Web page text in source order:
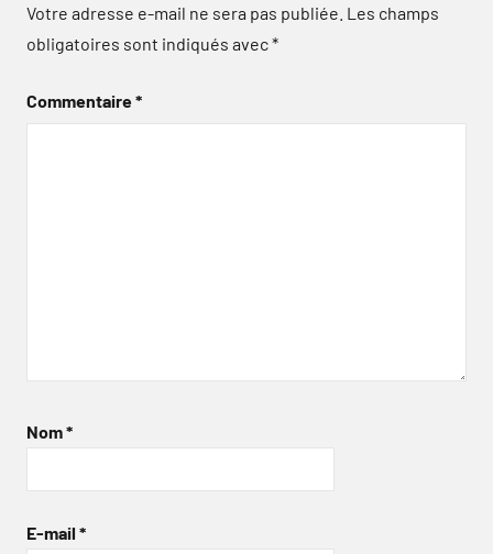
Votre adresse e-mail ne sera pas publiée. Les champs
obligatoires sont indiqués avec*
Commentaire*
Nom*
E-mail *